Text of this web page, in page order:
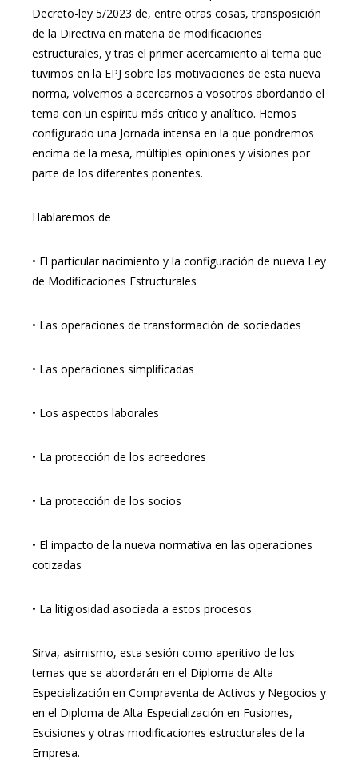
Decreto-ley 5/2023 de, entre otras cosas, transposición
de la Directiva en materia de modificaciones
estructurales, y tras el primer acercamiento al tema que
tuvimos en la EPJ sobre las motivaciones de esta nueva
norma, volvemos a acercarnos a vosotros abordando el
tema con un espíritu más crítico y analítico. Hemos
configurado una Jornada intensa en la que pondremos
encima de la mesa, múltiples opiniones y visiones por
parte de los diferentes ponentes.
Hablaremos de
• El particular nacimiento y la configuración de nueva Ley
de Modificaciones Estructurales
• Las operaciones de transformación de sociedades
• Las operaciones simplificadas
• Los aspectos laborales
• La protección de los acreedores
• La protección de los socios
• El impacto de la nueva normativa en las operaciones
cotizadas
• La litigiosidad asociada a estos procesos
Sirva, asimismo, esta sesión como aperitivo de los
temas que se abordarán en el Diploma de Alta
Especialización en Compraventa de Activos y Negocios y
en el Diploma de Alta Especialización en Fusiones,
Escisiones y otras modificaciones estructurales de la
Empresa.